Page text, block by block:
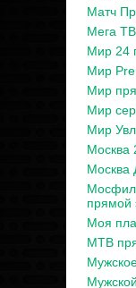
Матч
Мега
Мир 24
Мир
Мир
Мир
Мир
Москва
Москва
прямой
Моя
МТВ